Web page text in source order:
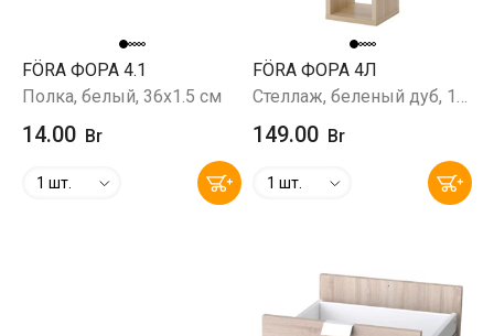
FÖRA ФОРА 4.1
Полка, белый, 36х1.5 см
14.00 Br
1 шт.
FÖRA ФОРА 4Л
Стеллаж, беленый дуб, 147x42х38 см
149.00 Br
1 шт.